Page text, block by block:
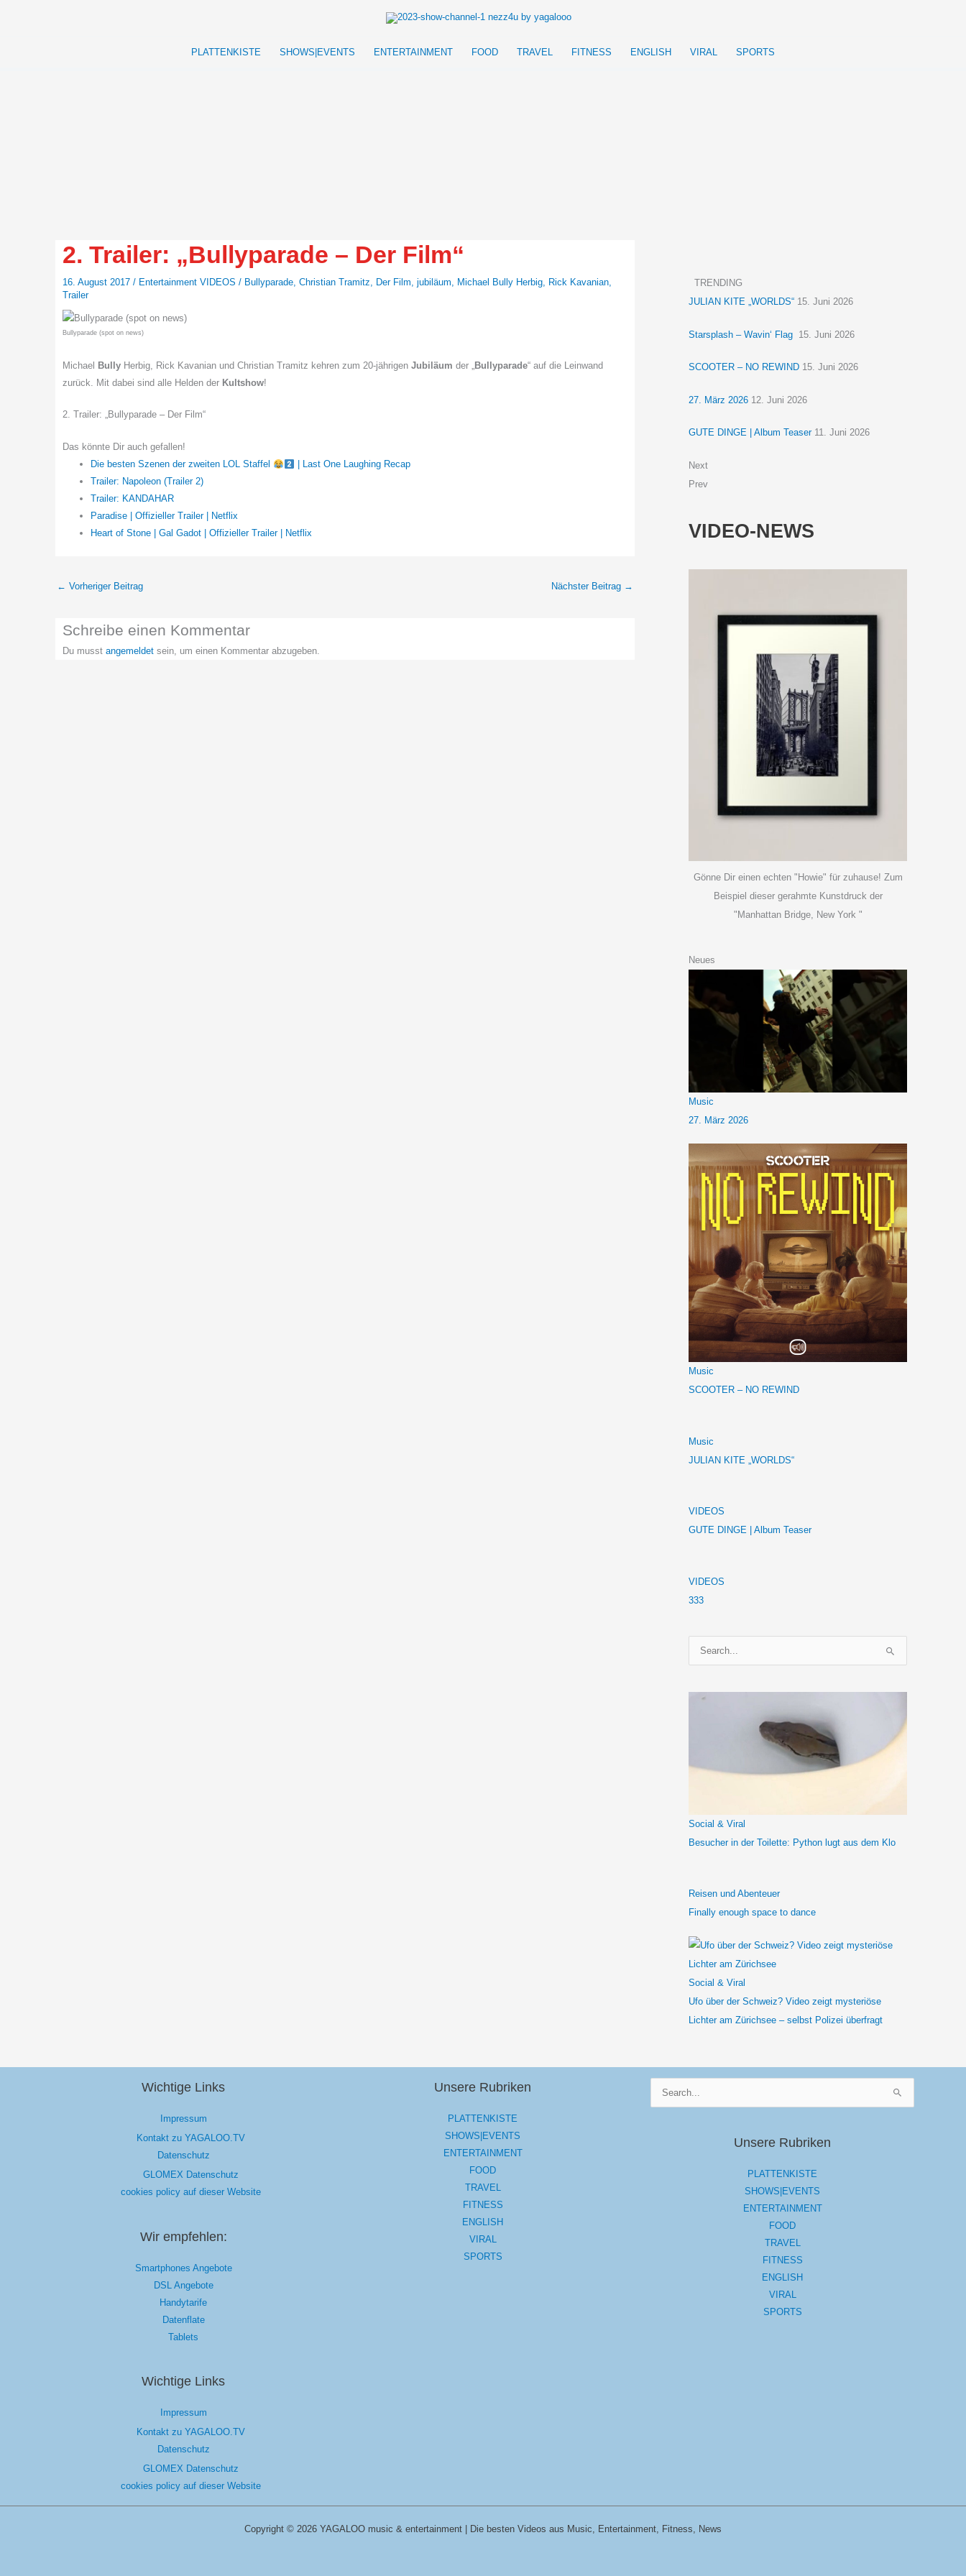
PLATTENKISTE
SHOWS|EVENTS ENTERTAINMENT FOOD TRAVEL FITNESS ENGLISH VIRAL SPORTS
2. Trailer: „Bullyparade – Der Film“
16. August 2017 / Entertainment VIDEOS / Bullyparade, Christian Tramitz, Der Film, jubiläum, Michael Bully Herbig, Rick Kavanian,
Trailer
Bullyparade (spot on news)
Michael Bully Herbig, Rick Kavanian und Christian Tramitz kehren zum 20-jährigen Jubiläum der „ Bullyparade“ auf die Leinwand
zurück. Mit dabei sind alle Helden der Kultshow!
2. Trailer: „Bullyparade – Der Film“
Das könnte Dir auch gefallen!
Die besten Szenen der zweiten LOL Staffel
| Last One Laughing Recap
Trailer: Napoleon (Trailer 2)
Trailer: KANDAHAR
Paradise | Offizieller Trailer | Netflix
Heart of Stone | Gal Gadot | Offizieller Trailer | Netflix
← Vorheriger Beitrag Nächster Beitrag →
Schreibe einen Kommentar
Du musst angemeldet sein, um einen Kommentar abzugeben.
TRENDING
JULIAN KITE „WORLDS“ 15. Juni 2026
Starsplash – Wavin‘ Flag 15. Juni 2026
SCOOTER – NO REWIND 15. Juni 2026
27. März 2026 12. Juni 2026
GUTE DINGE | Album Teaser 11. Juni 2026
Next
Prev
VIDEO-NEWS
Gönne Dir einen echten "Howie" für zuhause! Zum
Beispiel dieser gerahmte Kunstdruck der
"Manhattan Bridge, New York "
Neues
Music
27. März 2026
Music
SCOOTER – NO REWIND
Music
JULIAN KITE „WORLDS“
VIDEOS
GUTE DINGE | Album Teaser
VIDEOS
333
u
h
Social & Viral
Besucher in der Toilette: Python lugt aus dem Klo
Reisen und Abenteuer
Finally enough space to dance
Social & Viral
Ufo über der Schweiz? Video zeigt mysteriöse
Lichter am Zürichsee – selbst Polizei überfragt
Wichtige Links
Impressum
Kontakt zu YAGALOO.TV
Datenschutz
GLOMEX Datenschutz
cookies policy auf dieser Website
Wir empfehlen:
Smartphones Angebote
DSL Angebote
Handytarife
Datenflate
Tablets
Wichtige Links
Impressum
Kontakt zu YAGALOO.TV
Datenschutz
GLOMEX Datenschutz
cookies policy auf dieser Website
Unsere Rubriken
PLATTENKISTE
SHOWS|EVENTS
ENTERTAINMENT
FOOD
TRAVEL
FITNESS
ENGLISH
VIRAL
SPORTS
Unsere Rubriken
PLATTENKISTE
SHOWS|EVENTS
ENTERTAINMENT
FOOD
TRAVEL
FITNESS
ENGLISH
VIRAL
SPORTS
Copyright © 2026 YAGALOO music & entertainment | Die besten Videos aus Music, Entertainment, Fitness, News